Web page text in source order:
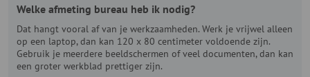
Welke afmeting bureau heb ik nodig?
Dat hangt vooral af van je werkzaamheden. Werk je vrijwel alleen
op een laptop, dan kan 120 x 80 centimeter voldoende zijn.
Gebruik je meerdere beeldschermen of veel documenten, dan kan
een groter werkblad prettiger zijn.